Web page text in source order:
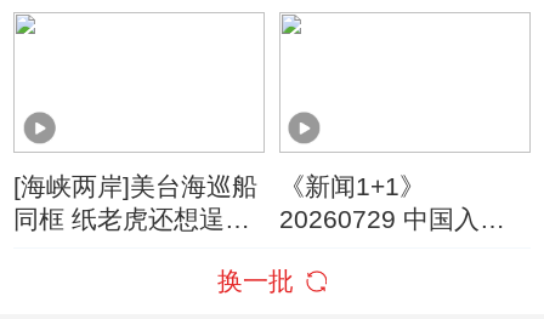
停“最大规模”打击 伊
牌”的真面目
[海峡两岸]美台海巡船
同框 纸老虎还想逞
《新闻1+1》
20260729 中国入境
长？
换一批